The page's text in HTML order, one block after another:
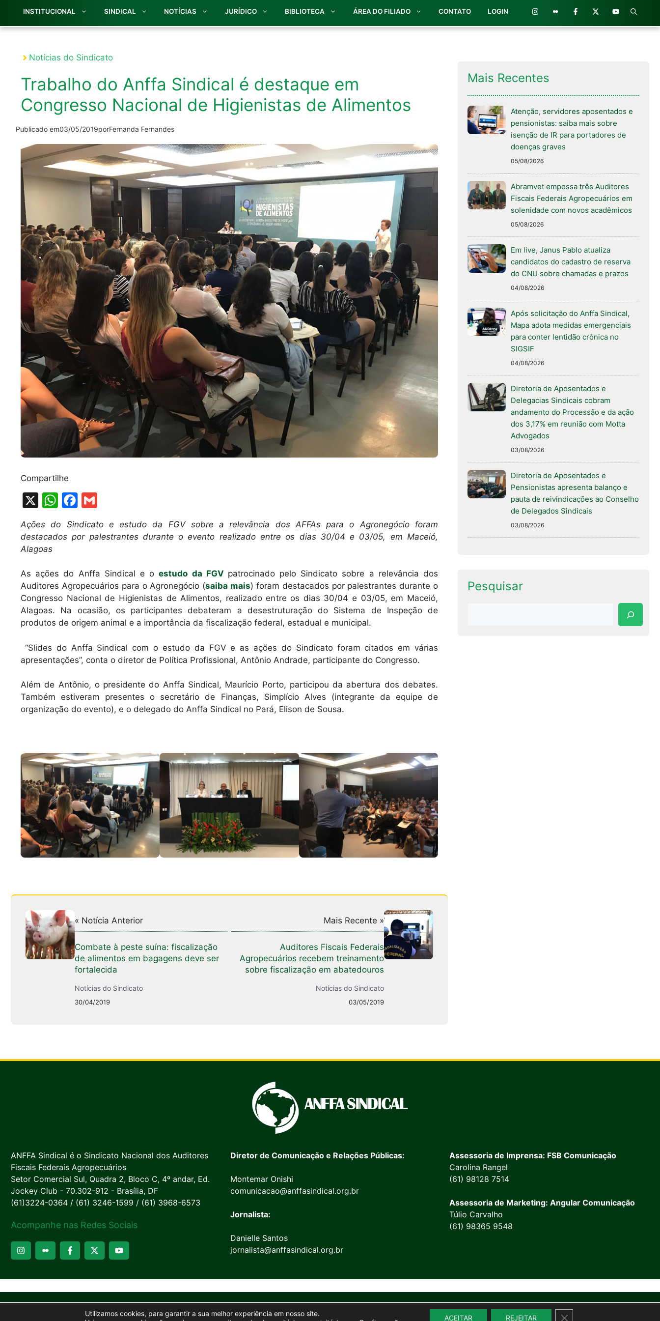
INSTITUCIONAL SINDICAL NOTÍCIAS JURÍDICO BIBLIOTECA ÁREA DO FILIADO CONTATO LOGIN
Notícias do Sindicato
Trabalho do Anffa Sindical é destaque em
Congresso Nacional de Higienistas de Alimentos
Publicado em03/05/2019porFernanda Fernandes
Compartilhe
X
W
at
p
p
F
a
c
o
o
k
ai
Ações do Sindicato e estudo da FGV sobre a relevância dos AFFAs para o Agronegócio foram
destacados por palestrantes durante o evento realizado entre os dias 30/04 e 03/05, em Maceió,
Alagoas
As ações do Anffa Sindical e oestudo da FGV patrocinado pelo Sindicato sobre a relevância dos
Auditores Agropecuários para o Agronegócio (saiba mais) foram destacados por palestrantes durante o
Congresso Nacional de Higienistas de Alimentos, realizado entre os dias 30/04 e 03/05, em Maceió,
Alagoas. Na ocasião, os participantes debateram a desestruturação do Sistema de Inspeção de
produtos de origem animal e a importância da fiscalização federal, estadual e municipal.
“Slides do Anffa Sindical com o estudo da FGV e as ações do Sindicato foram citados em várias
apresentações”, conta o diretor de Política Profissional, Antônio Andrade, participante do Congresso.
Além de Antônio, o presidente do Anffa Sindical, Maurício Porto, participou da abertura dos debates.
Também estiveram presentes o secretário de Finanças, Simplício Alves (integrante da equipe de
organização do evento), e o delegado do Anffa Sindical no Pará, Elison de Sousa.
« Notícia Anterior
Combate à peste suína: fiscalização
de alimentos em bagagens deve ser
fortalecida
Notícias do Sindicato
30/04/2019
Mais Recente »
Auditores Fiscais Federais
Agropecuários recebem treinamento
sobre fiscalização em abatedouros
Notícias do Sindicato
03/05/2019
Mais Recentes
Atenção, servidores aposentados e
pensionistas: saiba mais sobre
isenção de IR para portadores de
doenças graves
05/08/2026
Abramvet empossa três Auditores
Fiscais Federais Agropecuários em
solenidade com novos acadêmicos
05/08/2026
Em live, Janus Pablo atualiza
candidatos do cadastro de reserva
do CNU sobre chamadas e prazos
04/08/2026
Após solicitação do Anffa Sindical,
Mapa adota medidas emergenciais
para conter lentidão crônica no
SIGSIF
04/08/2026
Diretoria de Aposentados e
Delegacias Sindicais cobram
andamento do Processão e da ação
dos 3,17% em reunião com Motta
Advogados
03/08/2026
Diretoria de Aposentados e
Pensionistas apresenta balanço e
pauta de reivindicações ao Conselho
de Delegados Sindicais
03/08/2026
Pesquisar
ANFFA Sindical é o Sindicato Nacional dos Auditores
Fiscais Federais Agropecuários
Setor Comercial Sul, Quadra 2, Bloco C, 4º andar, Ed.
Jockey Club - 70.302-912 - Brasília, DF
(61)3224-0364 / (61) 3246-1599 / (61) 3968-6573
Acompanhe nas Redes Sociais
Diretor de Comunicação e Relações Públicas:
Montemar Onishi
comunicacao@anffasindical.org.br
Jornalista:
Danielle Santos
jornalista@anffasindical.org.br
Assessoria de Imprensa: FSB Comunicação
Carolina Rangel
(61) 98128 7514
Assessoria de Marketing: Angular Comunicação
Túlio Carvalho
(61) 98365 9548
Site desenvolvido por Marketing Objetivo
Utilizamos cookies, para garantir a sua melhor experiência em nosso site.
ACEITAR REJEITAR Close GDPR Cookie Banner